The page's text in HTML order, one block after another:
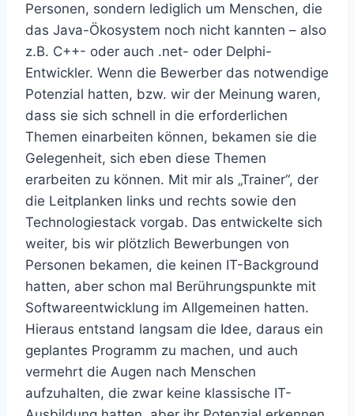
Personen, sondern lediglich um Menschen, die
das Java-Ökosystem noch nicht kannten – also
z.B. C++- oder auch .net- oder Delphi-
Entwickler. Wenn die Bewerber das notwendige
Potenzial hatten, bzw. wir der Meinung waren,
dass sie sich schnell in die erforderlichen
Themen einarbeiten können, bekamen sie die
Gelegenheit, sich eben diese Themen
erarbeiten zu können. Mit mir als „Trainer“, der
die Leitplanken links und rechts sowie den
Technologiestack vorgab. Das entwickelte sich
weiter, bis wir plötzlich Bewerbungen von
Personen bekamen, die keinen IT-Background
hatten, aber schon mal Berührungspunkte mit
Softwareentwicklung im Allgemeinen hatten.
Hieraus entstand langsam die Idee, daraus ein
geplantes Programm zu machen, und auch
vermehrt die Augen nach Menschen
aufzuhalten, die zwar keine klassische IT-